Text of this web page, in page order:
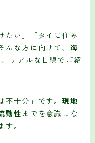
たい」「タイに住み
な方に向けて、 海
、リアルな目線でご紹
不十分」です。現地
動性 までを意識しな
。